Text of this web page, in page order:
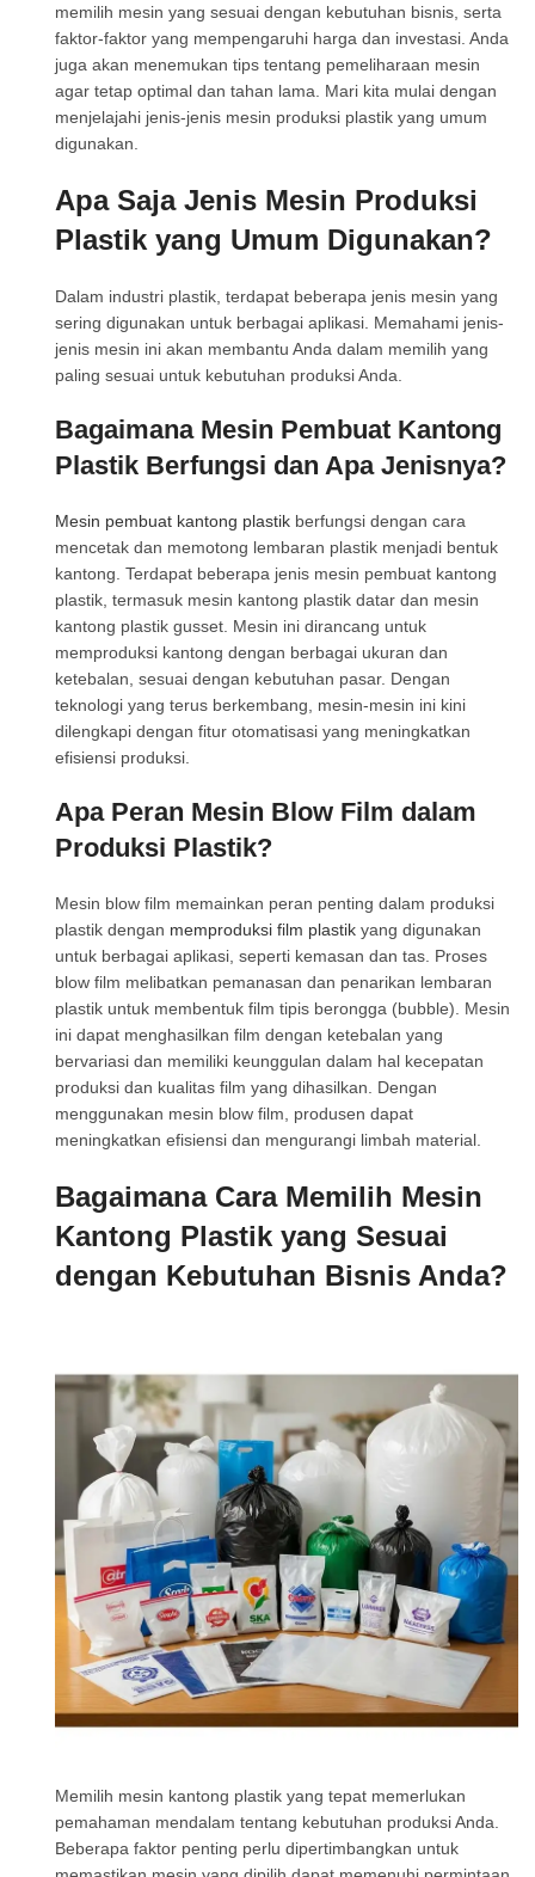
memilih mesin yang sesuai dengan kebutuhan bisnis, serta
faktor-faktor yang mempengaruhi harga dan investasi. Anda
juga akan menemukan tips tentang pemeliharaan mesin
agar tetap optimal dan tahan lama. Mari kita mulai dengan
menjelajahi jenis-jenis mesin produksi plastik yang umum
digunakan.
Apa Saja Jenis Mesin Produksi
Plastik yang Umum Digunakan?
Dalam industri plastik, terdapat beberapa jenis mesin yang
sering digunakan untuk berbagai aplikasi. Memahami jenis-
jenis mesin ini akan membantu Anda dalam memilih yang
paling sesuai untuk kebutuhan produksi Anda.
Bagaimana Mesin Pembuat Kantong
Plastik Berfungsi dan Apa Jenisnya?
Mesin pembuat kantong plastik berfungsi dengan cara
mencetak dan memotong lembaran plastik menjadi bentuk
kantong. Terdapat beberapa jenis mesin pembuat kantong
plastik, termasuk mesin kantong plastik datar dan mesin
kantong plastik gusset. Mesin ini dirancang untuk
memproduksi kantong dengan berbagai ukuran dan
ketebalan, sesuai dengan kebutuhan pasar. Dengan
teknologi yang terus berkembang, mesin-mesin ini kini
dilengkapi dengan fitur otomatisasi yang meningkatkan
efisiensi produksi.
Apa Peran Mesin Blow Film dalam
Produksi Plastik?
Mesin blow film memainkan peran penting dalam produksi
plastik dengan memproduksi film plastik yang digunakan
untuk berbagai aplikasi, seperti kemasan dan tas. Proses
blow film melibatkan pemanasan dan penarikan lembaran
plastik untuk membentuk film tipis berongga (bubble). Mesin
ini dapat menghasilkan film dengan ketebalan yang
bervariasi dan memiliki keunggulan dalam hal kecepatan
produksi dan kualitas film yang dihasilkan. Dengan
menggunakan mesin blow film, produsen dapat
meningkatkan efisiensi dan mengurangi limbah material.
Bagaimana Cara Memilih Mesin
Kantong Plastik yang Sesuai
dengan Kebutuhan Bisnis Anda?
Memilih mesin kantong plastik yang tepat memerlukan
pemahaman mendalam tentang kebutuhan produksi Anda.
Beberapa faktor penting perlu dipertimbangkan untuk